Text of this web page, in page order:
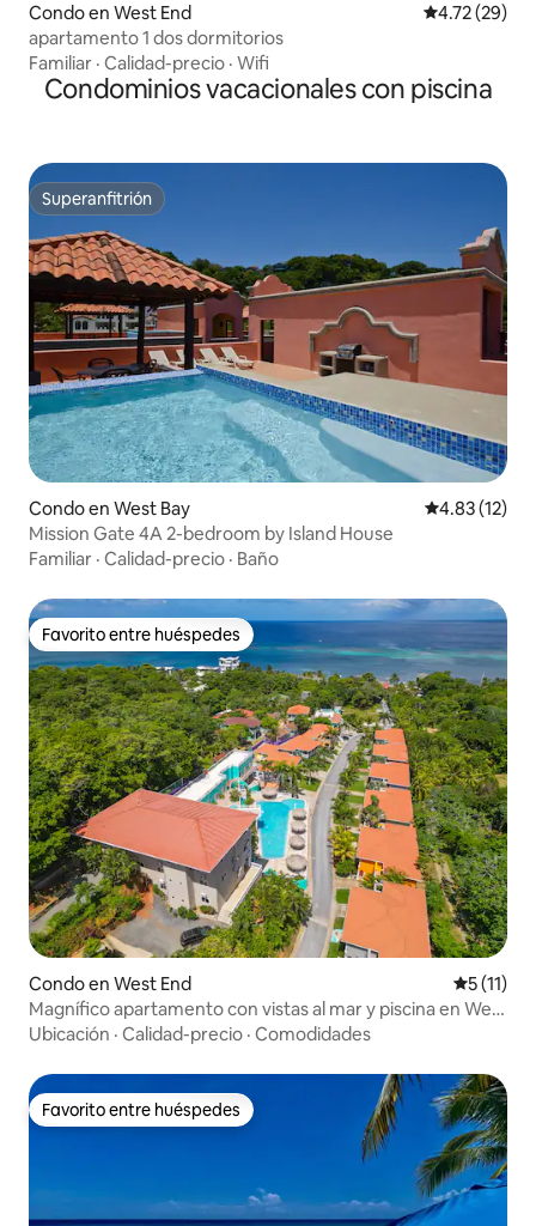
Condo en West End Calificación
4.72 (29)
apartamento 1 dos dormitorios
Familiar · Calidad-precio · Wifi
Condominios vacacionales con piscina
Superanfitrión
Superanfitrión
Condo en West Bay Calificación
4.83 (12)
Mission Gate 4A 2-bedroom by Island House
Familiar · Calidad-precio · Baño
Favorito entre huéspedes
Favorito entre huéspedes
Condo en West End
5 (11)
Magnífico apartamento con vistas al mar y piscina en West
End
Ubicación · Calidad-precio · Comodidades
Favorito entre huéspedes
Favorito entre huéspedes